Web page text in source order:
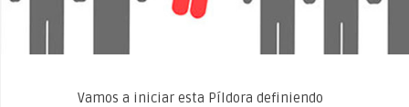
Vamos a iniciar esta Píldora definiendo